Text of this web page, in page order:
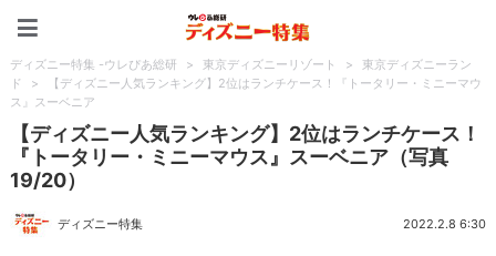
ディズニー特集 -ウレぴあ総研 > 東京ディズニーリゾート >
東京ディズニーラン
ド
>
【ディズニー人気ランキング】2位はランチケース！『トータリー・ミニーマウ
ス』スーベニア
【ディズニー人気ランキング】2位はランチケース！
『トータリー・ミニーマウス』スーベニア（写真
19/20）
ディズニー特集 2022.2.8 6:30